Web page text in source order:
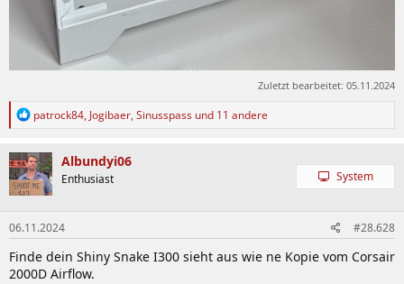
Zuletzt bearbeitet: 05.11.2024
R
k
t
i
o
n
e
n
:
patrock84, Jogibaer, Sinusspass und 11 andere
Albundyi06
Enthusiast System
06.11.2024 #28.628
Finde dein Shiny Snake I300 sieht aus wie ne Kopie vom Corsair
2000D Airflow.